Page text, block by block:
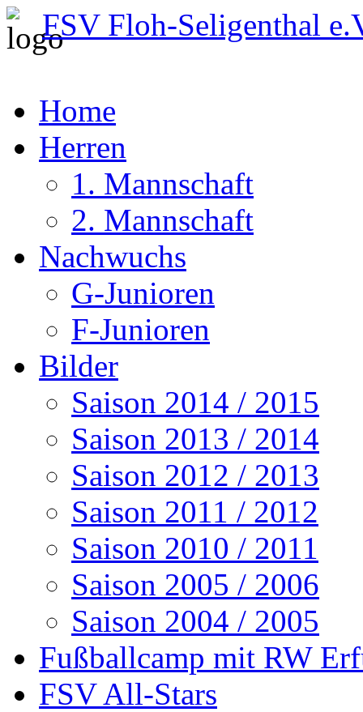
FSV Floh-Seligenthal
Home
Herren
1. Mannschaft
2. Mannschaft
Nachwuchs
G-Junioren
F-Junioren
Bilder
Saison 2014 / 2015
Saison 2013 / 2014
Saison 2012 / 2013
Saison 2011 / 2012
Saison 2010 / 2011
Saison 2005 / 2006
Saison 2004 / 2005
Fußballcamp mit RW
FSV All-Stars